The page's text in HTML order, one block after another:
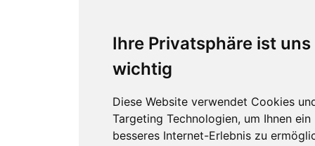
Ihre Privatsphäre ist uns
wichtig
Diese Website verwendet Cookies
Targeting Technologien, um Ihnen ein
besseres Internet-Erlebnis zu